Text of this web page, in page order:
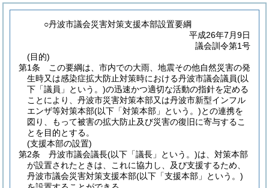
○丹波市議会災害対策支援本部設置要綱
平成26年7月9日
議会訓令第1号
(目的)
第1条
この要綱は、市内での大雨、地震その他自然災害の発
生時又は感染症拡大防止対策時における丹波市議会議員(以
下「議員」という。)の迅速かつ適切な活動の指針を定める
ことにより、丹波市災害対策本部又は丹波市新型インフル
エンザ等対策本部(以下「対策本部」という。)との連携を
図り、もって被害の拡大防止及び災害の復旧に寄与するこ
とを目的とする。
(支援本部の設置)
第2条
丹波市議会議長(以下「議長」という。)は、対策本部
が設置されたときは、これに協力し、及び支援するため、
丹波市議会災害対策支援本部(以下「支援本部」という。)